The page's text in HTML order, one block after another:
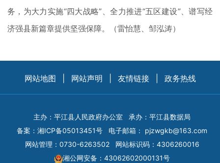
务，为大力实施“四大战略”、全力推进“五区建设”、谱写经
济强县新篇章提供坚强保障。（雷怡慧、邹泓涛）
网站地图 网站声明 友情链接 政务热线
主办：平江县人民政府办公室
承办：平江县数据局
备案： 湘ICP备05013451号 电子邮箱： pjzwgkb@163.com
网站管理：0730-6263502
网站标识码：4306260016
湘公网安备：43062602000131号